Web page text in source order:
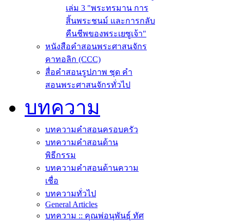
เล่ม 3 "พระทรมาน การ
สิ้นพระชนม์ และการกลับ
คืนชีพของพระเยซูเจ้า"
หนังสือคำสอนพระศาสนจักร
คาทอลิก (CCC)
สื่อคำสอนรูปภาพ ชุด คำ
สอนพระศาสนจักรทั่วไป
บทความ
บทความคำสอนครอบครัว
บทความคำสอนด้าน
พิธีกรรม
บทความคำสอนด้านความ
เชื่อ
บทความทั่วไป
General Articles
บทความ :: คุณพ่อนุพันธุ์ ทัศ